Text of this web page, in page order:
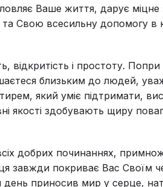
Ваше життя, дарує міцне
та Свою всесильну допомогу в
відкритість і простоту. Попри
близьким до людей,
який уміє підтримати,
якості здобувають щиру
добрих починаннях,
завжди покриває Вас Своїм
приносив мир у серце,